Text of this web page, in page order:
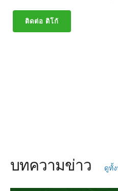
ติดต่อ ติโก้
บทความข่าว ดูทั้